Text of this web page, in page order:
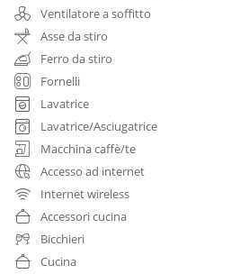
Ventilatore a soffitto
Asse da stiro
Ferro da stiro
Fornelli
Lavatrice
Lavatrice/Asciugatrice
Macchina caffè/te
Accesso ad internet
Internet wireless
Accessori cucina
Bicchieri
Cucina